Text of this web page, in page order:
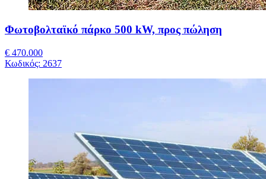
Φωτοβολταϊκό πάρκο 500 kW, προς πώληση
€ 470.000
Κωδικός: 2637